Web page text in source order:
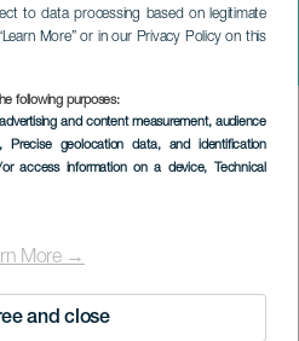
to data processing based on legitimate
More” or in our Privacy Policy on this
following purposes:
and content measurement, audience
, Precise geolocation data, and identification
access information on a device, Technical
More →
and close